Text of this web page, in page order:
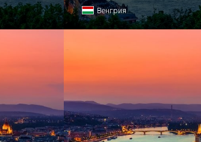
Венгрия